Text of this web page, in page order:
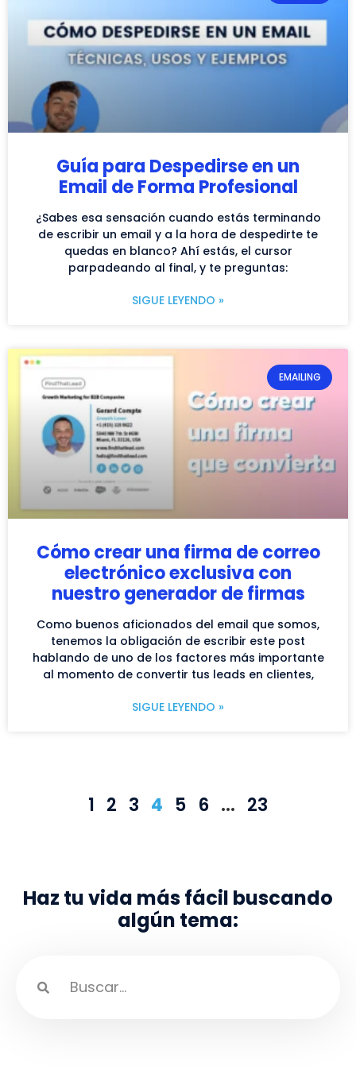
Guía para Despedirse en un
Email de Forma Profesional
¿Sabes esa sensación cuando estás terminando
de escribir un email y a la hora de despedirte te
quedas en blanco? Ahí estás, el cursor
parpadeando al final, y te preguntas:
SIGUE LEYENDO »
EMAILING
Cómo crear una firma de correo
electrónico exclusiva con
nuestro generador de firmas
Como buenos aficionados del email que somos,
tenemos la obligación de escribir este post
hablando de uno de los factores más importante
al momento de convertir tus leads en clientes,
SIGUE LEYENDO »
1 2 3 4 5 6 … 23
Haz tu vida más fácil buscando
algún tema: